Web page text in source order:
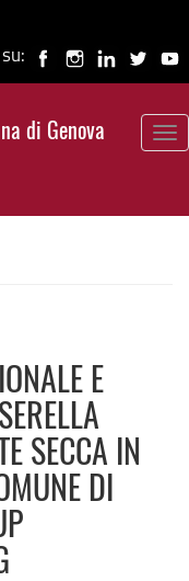
di Genova
E
SECCA IN
DI